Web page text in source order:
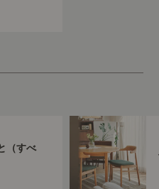
（すべ